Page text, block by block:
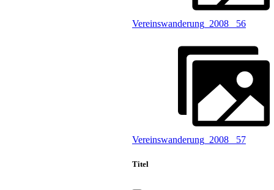
Vereinswanderung_2008 _56
Vereinswanderung_2008 _57
Titel